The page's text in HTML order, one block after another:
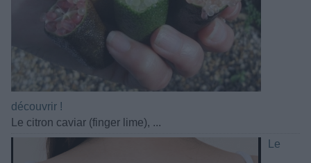
découvrir !
Le citron caviar (finger lime), ...
Le